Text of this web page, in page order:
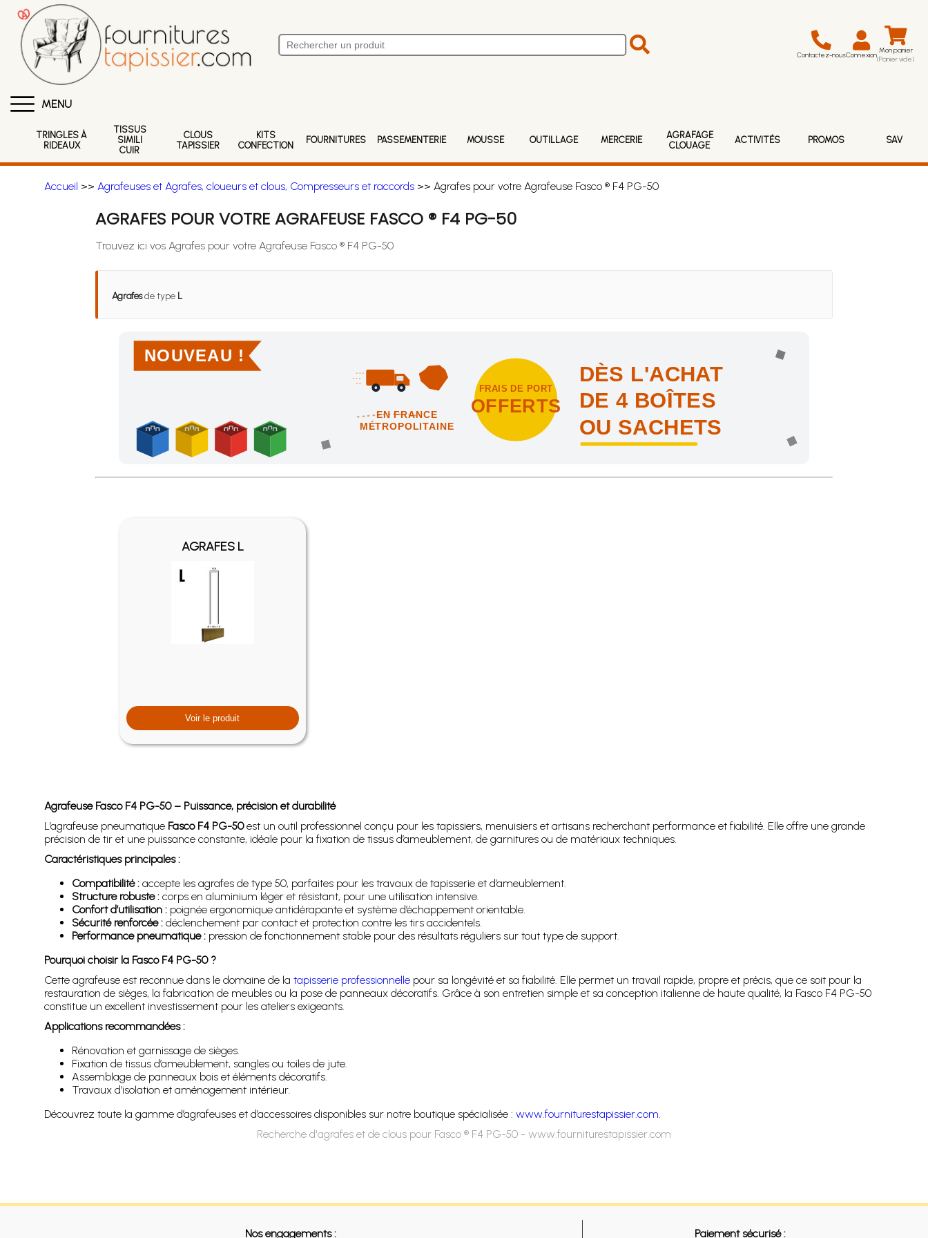
Contactez-nousConnexion Mon panier
(Panier vide)
MENU
TRINGLES À
RIDEAUX
TISSUS
SIMILI
CUIR
CLOUS
TAPISSIER
KITS
CONFECTION
FOURNITURES PASSEMENTERIE MOUSSE OUTILLAGE MERCERIE
AGRAFAGE
CLOUAGE
ACTIVITÉS PROMOS SAV
Accueil >> Agrafeuses et Agrafes, cloueurs et clous, Compresseurs et raccords>> Agrafes pour votre Agrafeuse Fasco ® F4 PG-50
AGRAFES POUR VOTRE AGRAFEUSE FASCO ® F4 PG-50
Trouvez ici vos Agrafes pour votre Agrafeuse Fasco ® F4 PG-50
Agrafesde type L
NOUVEAU !
EN FRANCE
MÉTROPOLITAINE
FRAIS DE PORT
OFFERTS
DÈS L'ACHAT
DE 4 BOÎTES
OU SACHETS
Achetez 4 sachets ou boîtes d'agrafes ou de pointes et nous vous offrons les frais de port en France métropolitaine !
AGRAFES L
Voir le produit
Agrafeuse Fasco F4 PG-50 – Puissance, précision et durabilité
L’agrafeuse pneumatique Fasco F4 PG-50est un outil professionnel conçu pour les tapissiers, menuisiers et artisans recherchant performance et fiabilité. Elle offre une grande
précision de tir et une puissance constante, idéale pour la fixation de tissus d’ameublement, de garnitures ou de matériaux techniques.
Caractéristiques principales :
Compatibilité :accepte les agrafes de type 50, parfaites pour les travaux de tapisserie et d’ameublement.
Structure robuste :corps en aluminium léger et résistant, pour une utilisation intensive.
Confort d’utilisation :poignée ergonomique antidérapante et système d’échappement orientable.
Sécurité renforcée :déclenchement par contact et protection contre les tirs accidentels.
Performance pneumatique :pression de fonctionnement stable pour des résultats réguliers sur tout type de support.
Pourquoi choisir la Fasco F4 PG-50 ?
Cette agrafeuse est reconnue dans le domaine de la tapisserie professionnellepour sa longévité et sa fiabilité. Elle permet un travail rapide, propre et précis, que ce soit pour la
restauration de sièges, la fabrication de meubles ou la pose de panneaux décoratifs. Grâce à son entretien simple et sa conception italienne de haute qualité, la Fasco F4 PG-50
constitue un excellent investissement pour les ateliers exigeants.
Applications recommandées :
Rénovation et garnissage de sièges.
Fixation de tissus d’ameublement, sangles ou toiles de jute.
Assemblage de panneaux bois et éléments décoratifs.
Travaux d’isolation et aménagement intérieur.
Découvrez toute la gamme d’agrafeuses et d’accessoires disponibles sur notre boutique spécialisée : www.fourniturestapissier.com
Recherche d'agrafes et de clous pour Fasco ® F4 PG-50 - www.fourniturestapissier.com
Nos engagements : Paiement sécurisé :